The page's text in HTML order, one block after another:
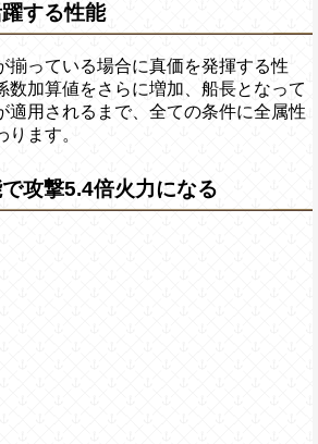
する性能
揃っている場合に真価を発揮する性
数加算値をさらに増加、船長となって
適用されるまで、全ての条件に全属性
ます。
攻撃5.4倍火力になる